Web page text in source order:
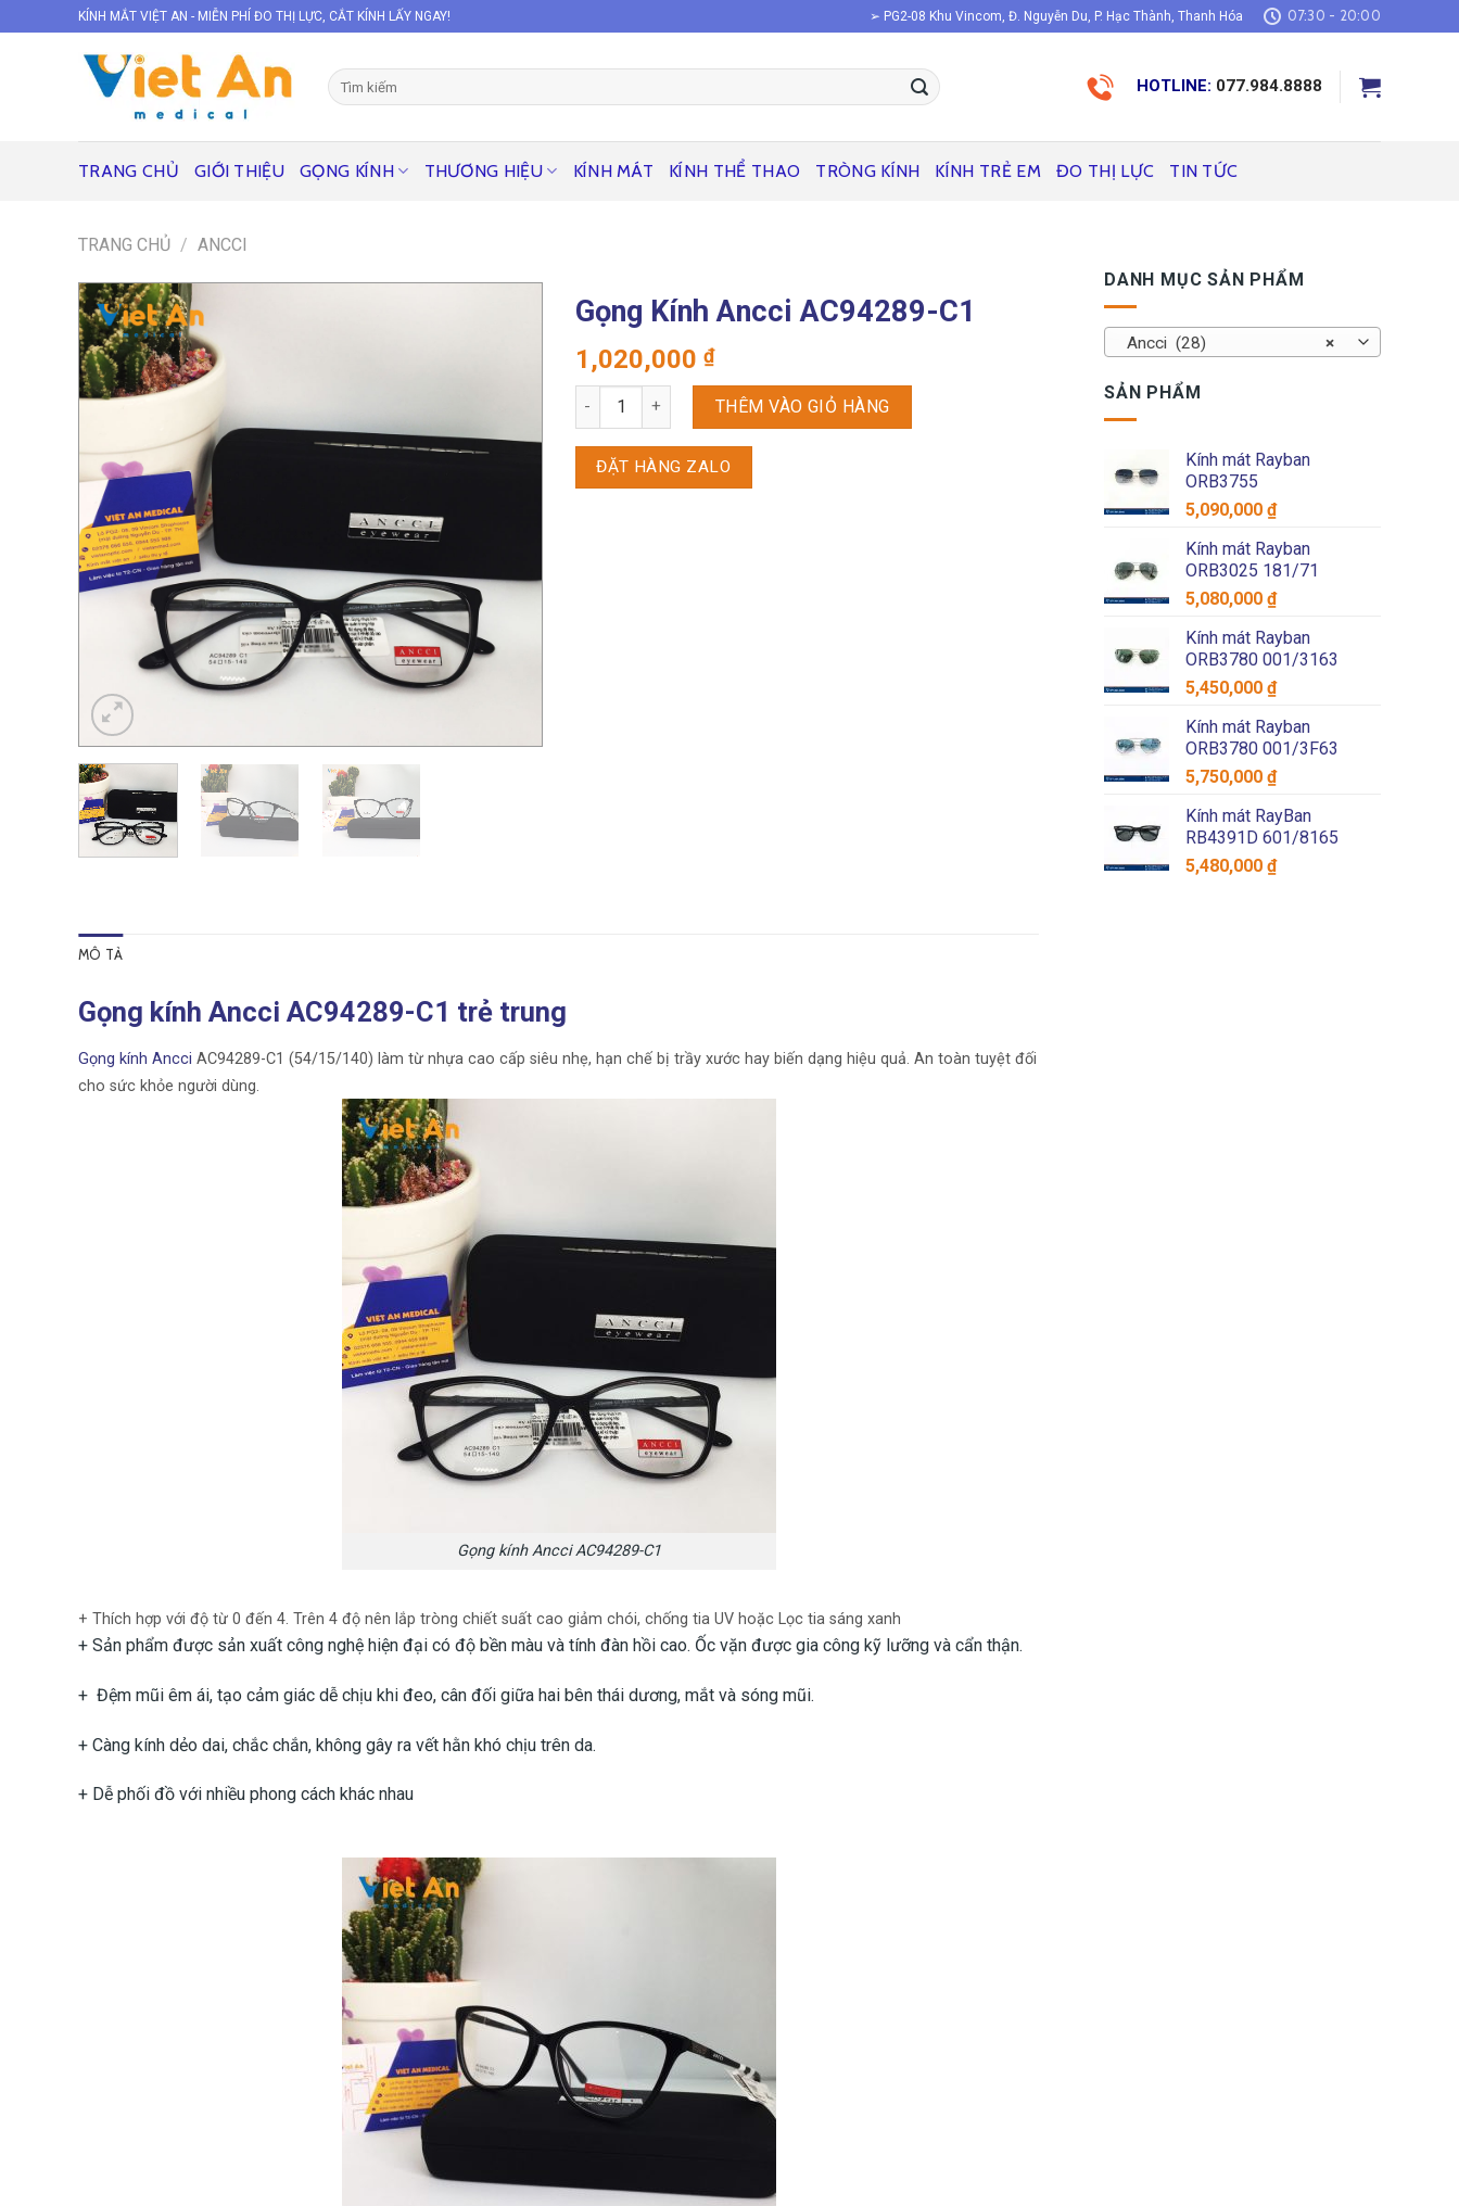
to
KÍNH MẮT VIỆT AN - MIỄN PHÍ ĐO THỊ LỰC, CẮT KÍNH LẤY NGAY! ➢ PG2-08 Khu Vincom, Đ. Nguyễn Du, P. Hạc Thành, Thanh Hóa 07:30 - 20:00
Tìm
kiếm:
HOTLINE: 077.984.8888
TRANG CHỦ GIỚI THIỆU GỌNG KÍNH THƯƠNG HIỆU KÍNH MÁT KÍNH THỂ THAO TRÒNG KÍNH KÍNH TRẺ EM ĐO THỊ LỰC TIN TỨC
TRANG CHỦ / ANCCI
DANH MỤC SẢN PHẨM
×
Ancci (28)
SẢN PHẨM
Kính mát Rayban
ORB3755
5,090,000 ₫
Kính mát Rayban
ORB3025 181/71
5,080,000 ₫
Kính mát Rayban
ORB3780 001/3163
5,450,000 ₫
Kính mát Rayban
ORB3780 001/3F63
5,750,000 ₫
Kính mát RayBan
RB4391D 601/8165
5,480,000 ₫
Gọng Kính Ancci AC94289-C1
1,020,000 ₫
Gọng kính Ancci AC94289-C1 số lượng
THÊM VÀO GIỎ HÀNG
ĐẶT HÀNG ZALO
MÔ TẢ
Gọng kính Ancci AC94289-C1 trẻ trung
Gọng kính Ancci AC94289-C1 (54/15/140) làm từ nhựa cao cấp siêu nhẹ, hạn chế bị trầy xước hay biến dạng hiệu quả. An toàn tuyệt đối
cho sức khỏe người dùng.
Gọng kính Ancci AC94289-C1
+ Thích hợp với độ từ 0 đến 4. Trên 4 độ nên lắp tròng chiết suất cao giảm chói, chống tia UV hoặc Lọc tia sáng xanh
+ Sản phẩm được sản xuất công nghệ hiện đại có độ bền màu và tính đàn hồi cao. Ốc vặn được gia công kỹ lưỡng và cẩn thận.
+ Đệm mũi êm ái, tạo cảm giác dễ chịu khi đeo, cân đối giữa hai bên thái dương, mắt và sóng mũi.
+ Càng kính dẻo dai, chắc chắn, không gây ra vết hằn khó chịu trên da.
+ Dễ phối đồ với nhiều phong cách khác nhau